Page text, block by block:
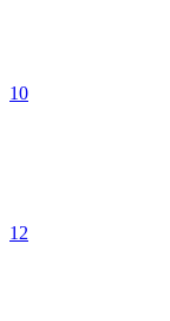
10
12